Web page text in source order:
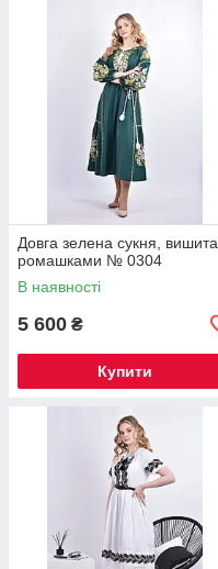
Довга зелена сукня, вишита
ромашками № 0304
В наявності
5 600 ₴
Купити